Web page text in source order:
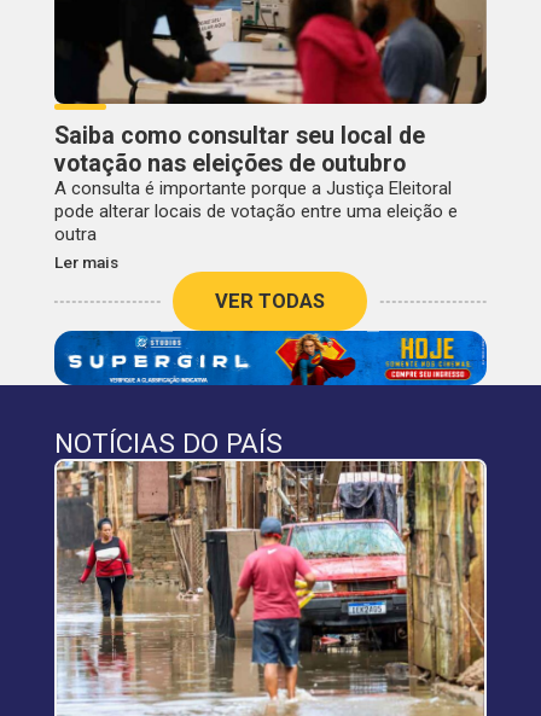
Saiba como consultar seu local de
votação nas eleições de outubro
A consulta é importante porque a Justiça Eleitoral
pode alterar locais de votação entre uma eleição e
outra
Ler mais
VER TODAS
NOTÍCIAS DO PAÍS